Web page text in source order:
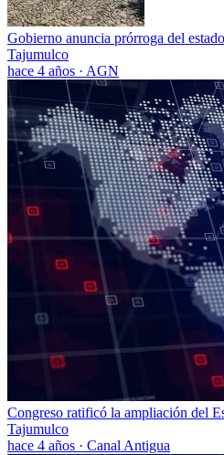
Gobierno anuncia prórroga del
Tajumulco
hace 4 años · AGN
Congreso ratificó la ampliación del
Tajumulco
hace 4 años · Canal Antigua